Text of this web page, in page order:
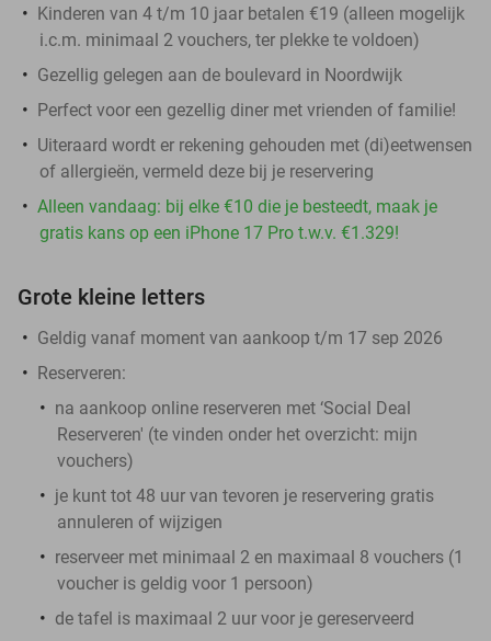
Kinderen van 4 t/m 10 jaar betalen €19 (alleen mogelijk
i.c.m. minimaal 2 vouchers, ter plekke te voldoen)
Gezellig gelegen aan de boulevard in Noordwijk
Perfect voor een gezellig diner met vrienden of familie!
Uiteraard wordt er rekening gehouden met (di)eetwensen
of allergieën, vermeld deze bij je reservering
Alleen vandaag: bij elke €10 die je besteedt, maak je
gratis kans op een iPhone 17 Pro t.w.v. €1.329!
Grote kleine letters
Geldig vanaf moment van aankoop t/m 17 sep 2026
Reserveren:
na aankoop online reserveren met ‘Social Deal
Reserveren' (te vinden onder het overzicht: mijn
vouchers)
je kunt tot 48 uur van tevoren je reservering gratis
annuleren of wijzigen
reserveer met minimaal 2 en maximaal 8 vouchers (1
voucher is geldig voor 1 persoon)
de tafel is maximaal 2 uur voor je gereserveerd